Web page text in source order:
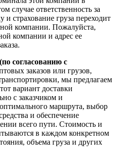
случае ответственность за
страхование груза переходит
компании. Пожалуйста,
компании и адрес ее
согласованию с
заказов или грузов,
мы предлагаем
вариант доставки
с заказчиком и
маршрута, выбор
и обеспечение
всего пути. Стоимость и
в каждом конкретном
объема груза и других